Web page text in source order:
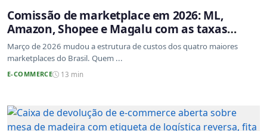
Comissão de marketplace em 2026: ML,
Amazon, Shopee e Magalu com as taxas
atualizadas
Março de 2026 mudou a estrutura de custos dos quatro maiores
marketplaces do Brasil. Quem ...
E-COMMERCE 13 min